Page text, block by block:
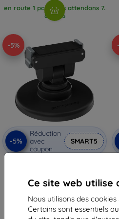
Ce site web utilise
Nous utilisons des
Certains sont essentiels
en route 1 pcs, nous attendons 7.
8. 2026
-5%
-5%
Réduction
avec
coupon
SMART5
24,90 €
23,65 €
En stock > 5 pièces